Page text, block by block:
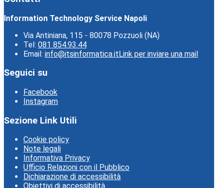
Information Technology Service Napoli
Via Antiniana, 115 - 80078 Pozzuoli (NA)
Tel: 081 854.93.44
Email: info@itsinformatica.itLink per inviare una mail
Seguici su
Facebook
Instagram
Sezione Link Utili
Cookie policy
Note legali
Informativa Privacy
Ufficio Relazioni con il Pubblico
Dichiarazione di accessibilità
Obiettivi di accessibilità